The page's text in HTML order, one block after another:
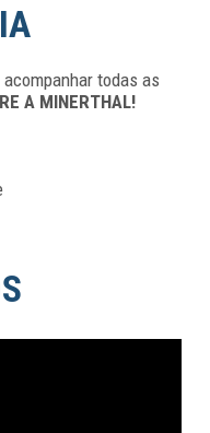
todas as
A MINERTHAL!